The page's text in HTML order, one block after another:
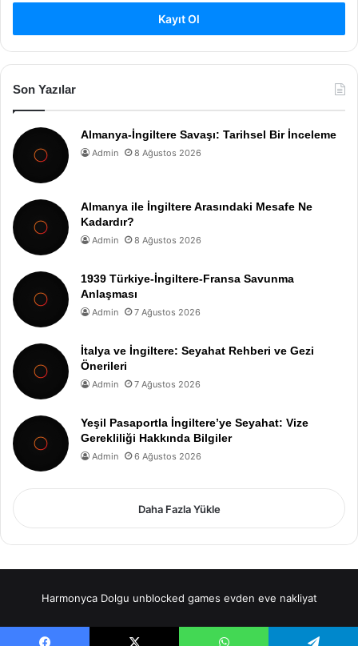
Kayıt Ol
Son Yazılar
Almanya-İngiltere Savaşı: Tarihsel Bir İnceleme
Admin 8 Ağustos 2026
Almanya ile İngiltere Arasındaki Mesafe Ne
Kadardır?
Admin 8 Ağustos 2026
1939 Türkiye-İngiltere-Fransa Savunma
Anlaşması
Admin 7 Ağustos 2026
İtalya ve İngiltere: Seyahat Rehberi ve Gezi
Önerileri
Admin 7 Ağustos 2026
Yeşil Pasaportla İngiltere’ye Seyahat: Vize
Gerekliliği Hakkında Bilgiler
Admin 6 Ağustos 2026
Daha Fazla Yükle
Harmonyca Dolgu unblocked games evden eve nakliyat